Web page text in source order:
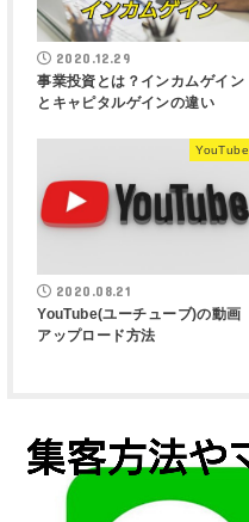
2020.12.29
事業投資とは？インカムゲイン
とキャピタルゲインの違い
YouTube
2020.08.21
YouTube(ユーチューブ)の動画
アップロード方法